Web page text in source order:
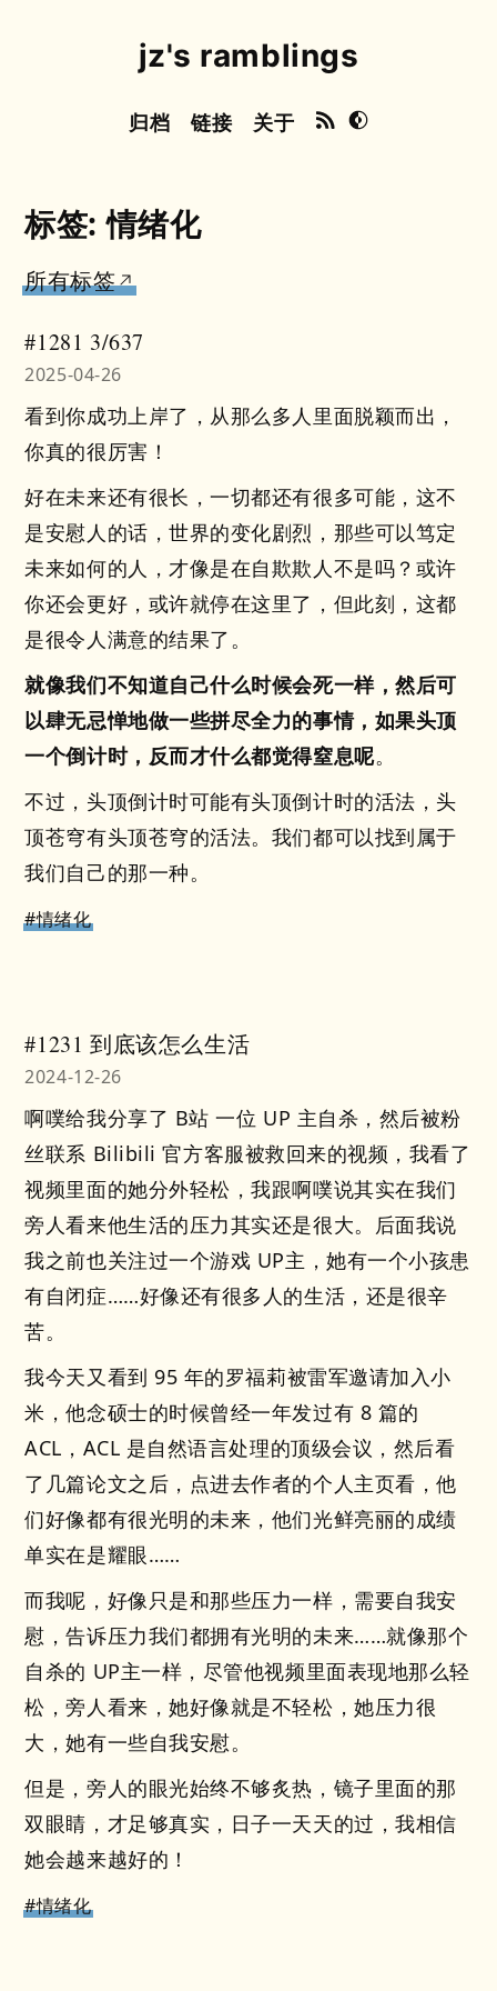
jz's ramblings
归档 链接 关于
标签: 情绪化
所有标签
#1281 3/637
2025-04-26
看到你成功上岸了，从那么多人里面脱颖而出，
你真的很厉害！
好在未来还有很长，一切都还有很多可能，这不
是安慰人的话，世界的变化剧烈，那些可以笃定
未来如何的人，才像是在自欺欺人不是吗？或许
你还会更好，或许就停在这里了，但此刻，这都
是很令人满意的结果了。
就像我们不知道自己什么时候会死一样，然后可
以肆无忌惮地做一些拼尽全力的事情，如果头顶
一个倒计时，反而才什么都觉得窒息呢。
不过，头顶倒计时可能有头顶倒计时的活法，头
顶苍穹有头顶苍穹的活法。我们都可以找到属于
我们自己的那一种。
#情绪化
#1231 到底该怎么生活
2024-12-26
啊噗给我分享了 B站 一位 UP 主自杀，然后被粉
丝联系 Bilibili 官方客服被救回来的视频，我看了
视频里面的她分外轻松，我跟啊噗说其实在我们
旁人看来他生活的压力其实还是很大。后面我说
我之前也关注过一个游戏 UP主，她有一个小孩患
有自闭症……好像还有很多人的生活，还是很辛
苦。
我今天又看到 95 年的罗福莉被雷军邀请加入小
米，他念硕士的时候曾经一年发过有 8 篇的
ACL，ACL 是自然语言处理的顶级会议，然后看
了几篇论文之后，点进去作者的个人主页看，他
们好像都有很光明的未来，他们光鲜亮丽的成绩
单实在是耀眼……
而我呢，好像只是和那些压力一样，需要自我安
慰，告诉压力我们都拥有光明的未来……就像那个
自杀的 UP主一样，尽管他视频里面表现地那么轻
松，旁人看来，她好像就是不轻松，她压力很
大，她有一些自我安慰。
但是，旁人的眼光始终不够炙热，镜子里面的那
双眼睛，才足够真实，日子一天天的过，我相信
她会越来越好的！
#情绪化